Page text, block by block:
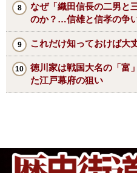
なぜ「織田信長の二男と
のか？…信雄と信孝の争
これだけ知っておけば大
徳川家は戦国大名の「富
た江戸幕府の狙い